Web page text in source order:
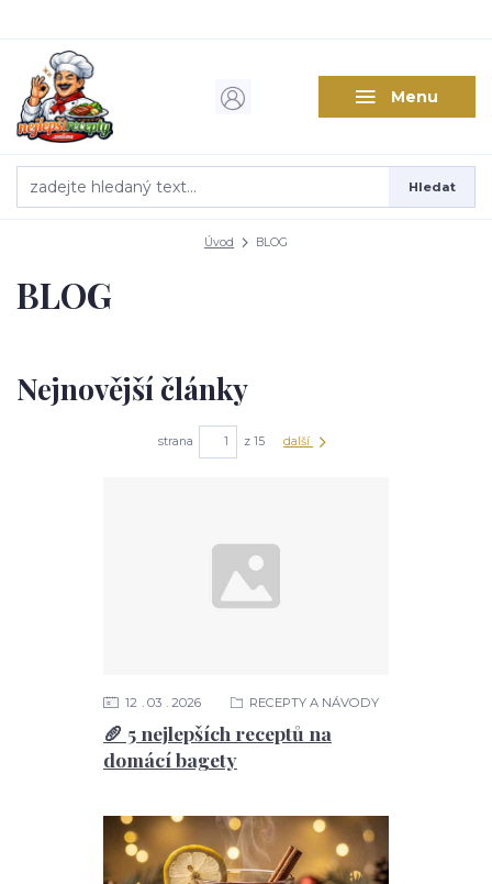
Menu
Hledat
Úvod BLOG
BLOG
Nejnovější články
strana z 15 další
🥖 5 nejlepších receptů na
domácí bagety
12 03 2026 RECEPTY A NÁVODY